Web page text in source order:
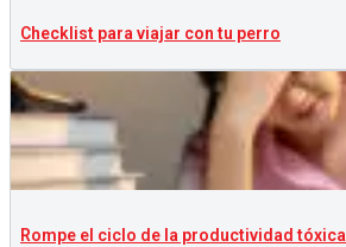
Checklist para viajar con tu perro
Rompe el ciclo de la productividad tóxica